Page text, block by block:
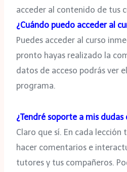
acceder al contenido de tus
¿Cuándo puedo acceder al
Puedes acceder al curso
pronto hayas realizado la
datos de acceso podrás ver
programa.
¿Tendré soporte a mis dudas
Claro que sí. En cada lección
hacer comentarios e
tutores y tus compañeros.